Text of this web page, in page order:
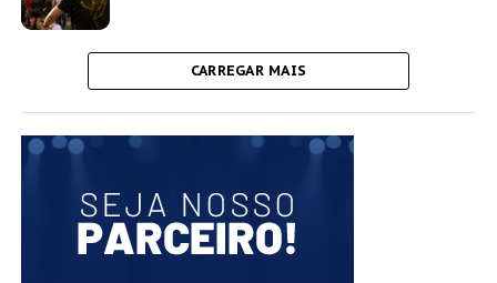
CARREGAR MAIS